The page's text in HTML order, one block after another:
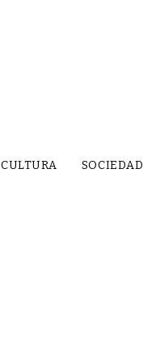
CULTURA SOCIEDAD